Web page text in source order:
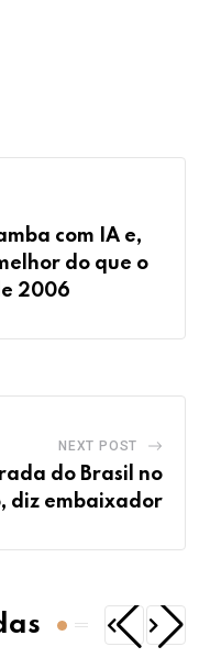
com IA e,
do que o
2006
NEXT POST
do Brasil no
diz embaixador